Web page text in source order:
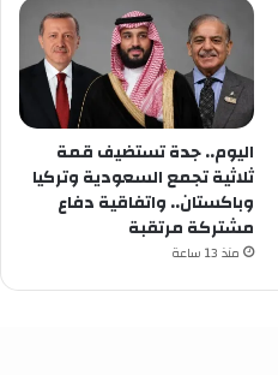
اليوم.. جدة تستضيف قمة
ثلاثية تجمع السعودية وتركيا
وباكستان.. واتفاقية دفاع
مشتركة مرتقبة
منذ 13 ساعة